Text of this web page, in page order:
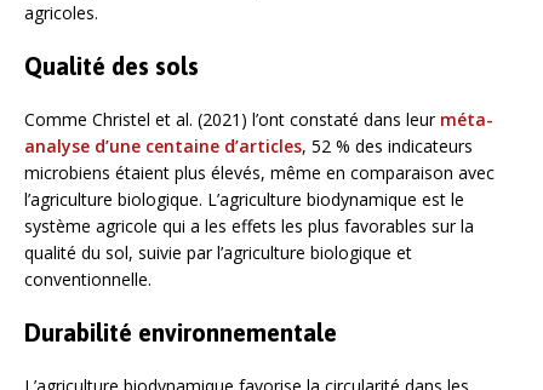
agricoles.
Qualité des sols
Comme Christel et al. (2021) l’ont constaté dans leur méta-
analyse d’une centaine d’articles, 52 % des indicateurs
microbiens étaient plus élevés, même en comparaison avec
l’agriculture biologique. L’agriculture biodynamique est le
système agricole qui a les effets les plus favorables sur la
qualité du sol, suivie par l’agriculture biologique et
conventionnelle.
Durabilité environnementale